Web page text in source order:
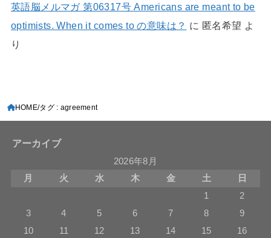
英語脳メルマガ 第06317号 Americans are meant to be
optimists. When it comes to の意味は？ に 匿名希望 よ
り
HOME タグ : agreement
アーカイブ
2026年8月
月
火 水 木 金 土
日
1
2
3
4 5 6 7 8
9
10
11 12 13 14 15 16